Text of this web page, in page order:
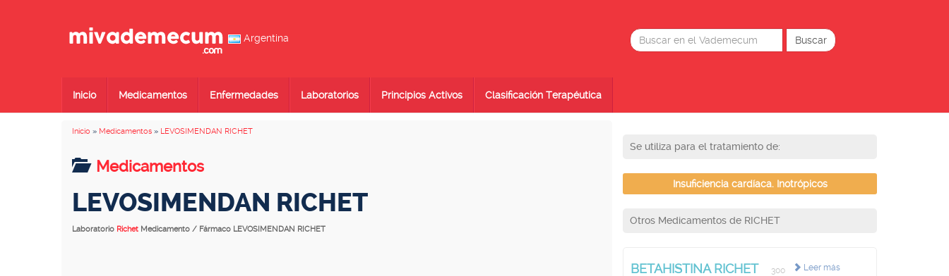
Argentina
Inicio Medicamentos Enfermedades Laboratorios Principios Activos Clasificación Terapéutica
Inicio » Medicamentos » LEVOSIMENDAN RICHET
Medicamentos
LEVOSIMENDAN RICHET
Laboratorio Richet Medicamento / Fármaco LEVOSIMENDAN RICHET
Se utiliza para el tratamiento de:
Insuficiencia cardíaca. Inotrópicos
Otros Medicamentos de RICHET
Leer más
BETAHISTINA RICHET
300